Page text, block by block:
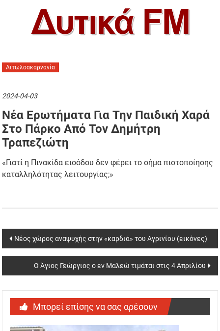
Αιτωλοακαρνανία
2024-04-03
Νέα Ερωτήματα Για Την Παιδική Χαρά
Στο Πάρκο Από Τον Δημήτρη
Τραπεζιώτη
«Γιατί η Πινακίδα εισόδου δεν φέρει το σήμα πιστοποίησης
καταλληλότητας λειτουργίας;»
Post
navigation
Νέος χώρος αναψυχής στην «καρδιά» του Αγρινίου (εικόνες)
Ο Άγιος Γεώργιος ο εν Μαλεώ τιμάται στις 4 Απριλίου
Μπορεί επίσης να σας αρέσουν